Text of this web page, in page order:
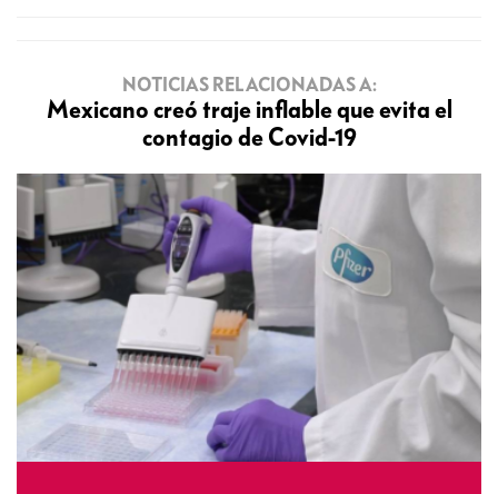
NOTICIAS RELACIONADAS A:
Mexicano creó traje inflable que evita el
contagio de Covid-19